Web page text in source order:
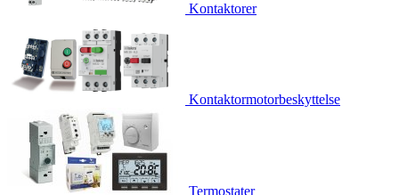
Kontaktorer
Kontaktormotorbeskyttelse
Termostater